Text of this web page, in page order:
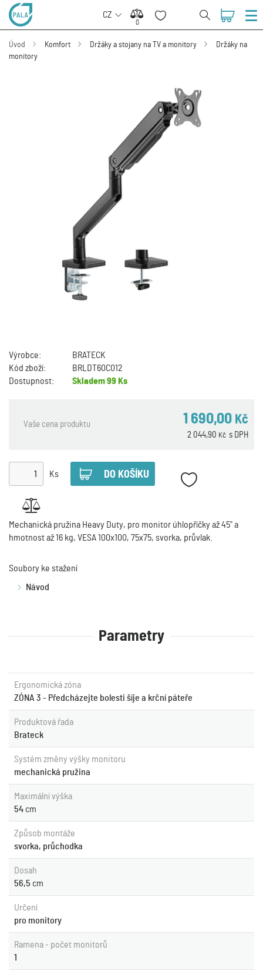
CZ
0
0
Úvod Komfort Držáky a stojany na TV a monitory
Držáky na
monitory
Výrobce:
BRATECK
Kód zboží:
BRLDT60C012
Dostupnost:
Skladem99 Ks
Vaše cena produktu 1 690,00 Kč
s DPH
2 044,90 Kč
Ks
Mechanická pružina Heavy Duty, pro monitor úhlopříčky až 45" a
hmotnost až 16 kg, VESA 100x100, 75x75, svorka, průvlak.
Soubory ke stažení
Návod
Parametry
Ergonomická zóna
ZÓNA 3 - Předcházejte bolesti šíje a krční páteře
Produktová řada
Brateck
Systém změny výšky monitoru
mechanická pružina
Maximální výška
54 cm
Způsob montáže
svorka, průchodka
Dosah
56,5 cm
Určení
pro monitory
Ramena - počet monitorů
1